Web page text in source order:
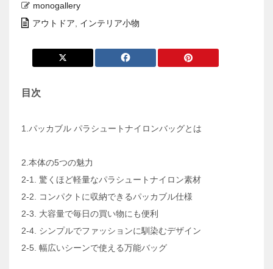
monogallery
アウトドア
インテリア小物
目次
1.パッカブル パラシュートナイロンバッグとは
2.本体の5つの魅力
2-1. 驚くほど軽量なパラシュートナイロン素材
2-2. コンパクトに収納できるパッカブル仕様
2-3. 大容量で毎日の買い物にも便利
2-4. シンプルでファッションに馴染むデザイン
2-5. 幅広いシーンで使える万能バッグ